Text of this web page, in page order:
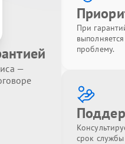
—
При
проблему.
срок